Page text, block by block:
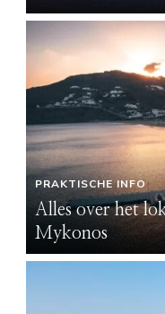
PRAKTISCHE INFO
Alles over het
Mykonos